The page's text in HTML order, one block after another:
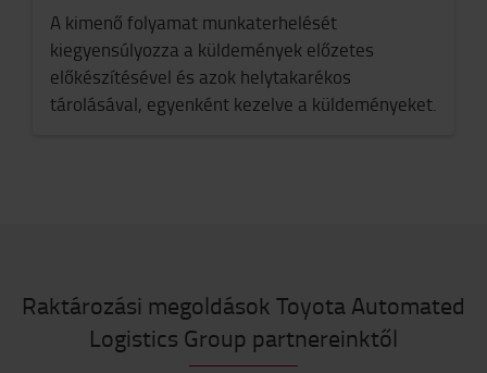
A kimenő folyamat munkaterhelését
kiegyensúlyozza a küldemények előzetes
előkészítésével és azok helytakarékos
tárolásával, egyenként kezelve a küldeményeket.
Raktározási megoldások Toyota Automated
Logistics Group partnereinktől